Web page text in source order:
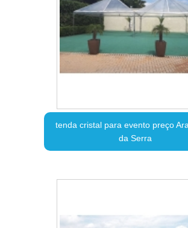
tenda cristal para evento preço
da Serra